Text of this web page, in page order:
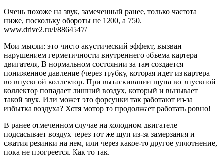
Очень похоже на звук, замеченный ранее, только частота
ниже, поскольку обороты не 1200, а 750.
www.drive2.ru/l/8864547/
Мои мысли: это чисто акустический эффект, вызван
нарушением герметичности внутреннего объема картера
двигателя, В нормальном состоянии за там создается
пониженное давление (через трубку, которая идет из картера
во впускной коллектор. При вытаскивании щупа во впускной
коллектор попадает лишний воздух, который и вызывает
такой звук. Или может это форсунки так работают из-за
избытка воздуха? Хотя мотор то продолжает работать ровно!
В ранее отмеченном случае на холодном двигателе —
подсасывает воздух через тот же щуп из-за замерзания и
сжатия резинки на нем, или через какое-то другое уплотнение,
пока не прогреется. Как то так.